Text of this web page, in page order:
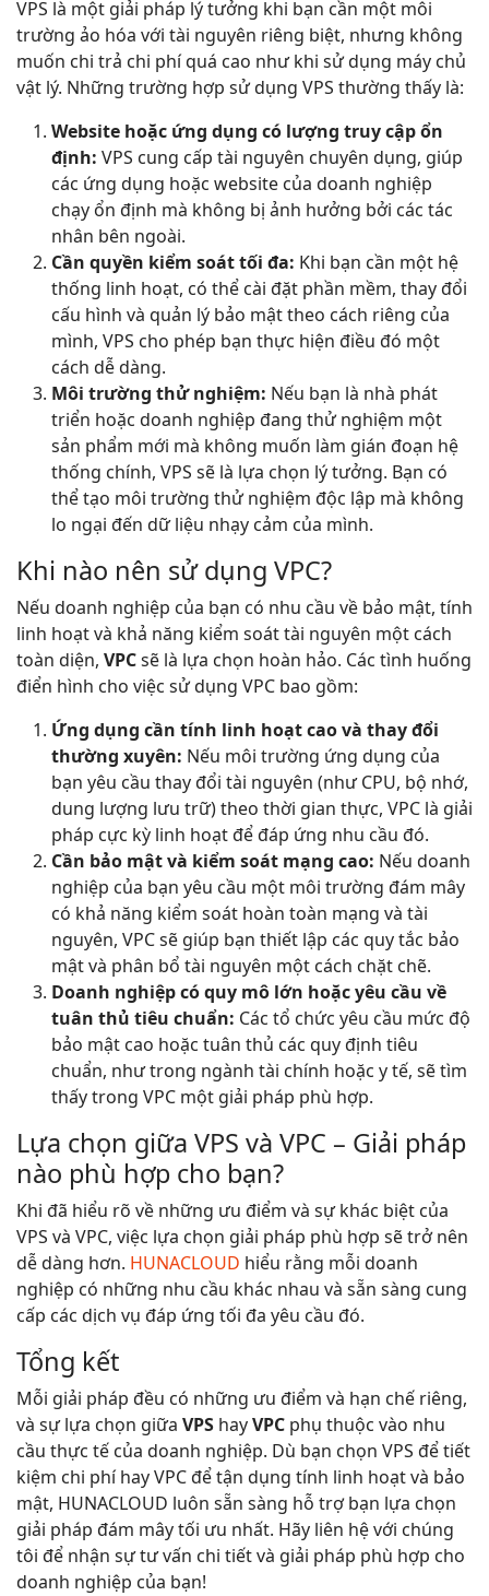
VPS là một giải pháp lý tưởng khi bạn cần một môi
trường ảo hóa với tài nguyên riêng biệt, nhưng không
muốn chi trả chi phí quá cao như khi sử dụng máy chủ
vật lý. Những trường hợp sử dụng VPS thường thấy là:
Website hoặc ứng dụng có lượng truy cập ổn
định: VPS cung cấp tài nguyên chuyên dụng, giúp
các ứng dụng hoặc website của doanh nghiệp
chạy ổn định mà không bị ảnh hưởng bởi các tác
nhân bên ngoài.
Cần quyền kiểm soát tối đa: Khi bạn cần một hệ
thống linh hoạt, có thể cài đặt phần mềm, thay đổi
cấu hình và quản lý bảo mật theo cách riêng của
mình, VPS cho phép bạn thực hiện điều đó một
cách dễ dàng.
Môi trường thử nghiệm: Nếu bạn là nhà phát
triển hoặc doanh nghiệp đang thử nghiệm một
sản phẩm mới mà không muốn làm gián đoạn hệ
thống chính, VPS sẽ là lựa chọn lý tưởng. Bạn có
thể tạo môi trường thử nghiệm độc lập mà không
lo ngại đến dữ liệu nhạy cảm của mình.
Khi nào nên sử dụng VPC?
Nếu doanh nghiệp của bạn có nhu cầu về bảo mật, tính
linh hoạt và khả năng kiểm soát tài nguyên một cách
toàn diện, VPCsẽ là lựa chọn hoàn hảo. Các tình huống
điển hình cho việc sử dụng VPC bao gồm:
Ứng dụng cần tính linh hoạt cao và thay đổi
thường xuyên: Nếu môi trường ứng dụng của
bạn yêu cầu thay đổi tài nguyên (như CPU, bộ nhớ,
dung lượng lưu trữ) theo thời gian thực, VPC là giải
pháp cực kỳ linh hoạt để đáp ứng nhu cầu đó.
Cần bảo mật và kiểm soát mạng cao: Nếu doanh
nghiệp của bạn yêu cầu một môi trường đám mây
có khả năng kiểm soát hoàn toàn mạng và tài
nguyên, VPC sẽ giúp bạn thiết lập các quy tắc bảo
mật và phân bổ tài nguyên một cách chặt chẽ.
Doanh nghiệp có quy mô lớn hoặc yêu cầu về
tuân thủ tiêu chuẩn: Các tổ chức yêu cầu mức độ
bảo mật cao hoặc tuân thủ các quy định tiêu
chuẩn, như trong ngành tài chính hoặc y tế, sẽ tìm
thấy trong VPC một giải pháp phù hợp.
Lựa chọn giữa VPS và VPC – Giải pháp
nào phù hợp cho bạn?
Khi đã hiểu rõ về những ưu điểm và sự khác biệt của
VPS và VPC, việc lựa chọn giải pháp phù hợp sẽ trở nên
dễ dàng hơn. HUNACLOUD hiểu rằng mỗi doanh
nghiệp có những nhu cầu khác nhau và sẵn sàng cung
cấp các dịch vụ đáp ứng tối đa yêu cầu đó.
Tổng kết
Mỗi giải pháp đều có những ưu điểm và hạn chế riêng,
và sự lựa chọn giữa VPS hayVPC phụ thuộc vào nhu
cầu thực tế của doanh nghiệp. Dù bạn chọn VPS để tiết
kiệm chi phí hay VPC để tận dụng tính linh hoạt và bảo
mật, HUNACLOUD luôn sẵn sàng hỗ trợ bạn lựa chọn
giải pháp đám mây tối ưu nhất. Hãy liên hệ với chúng
tôi để nhận sự tư vấn chi tiết và giải pháp phù hợp cho
doanh nghiệp của bạn!